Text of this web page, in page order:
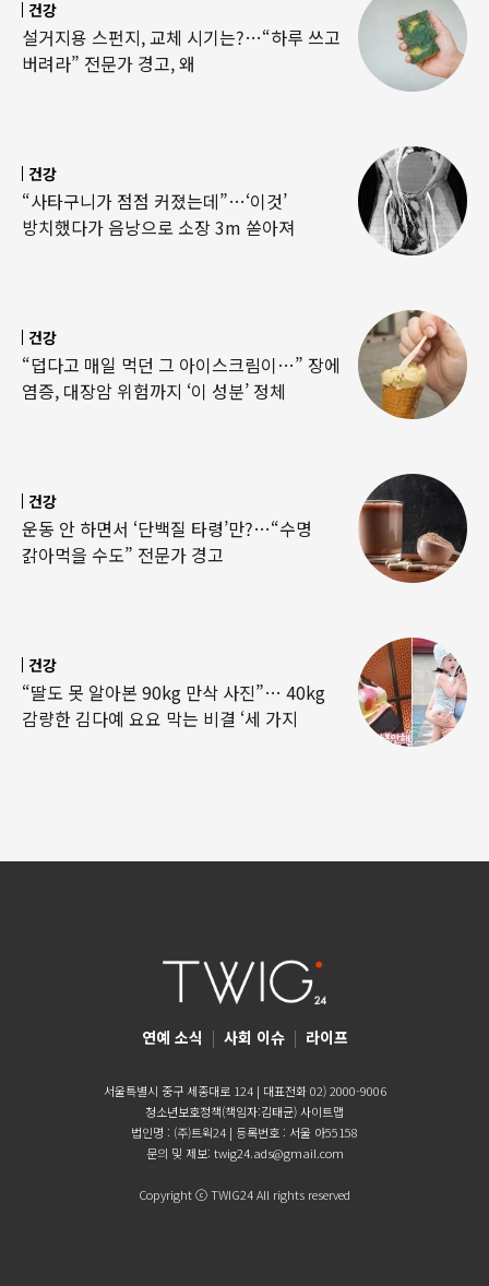
건강
설거지용 스펀지, 교체 시기는?…“하루 쓰고
버려라” 전문가 경고, 왜
건강
“사타구니가 점점 커졌는데”…‘이것’
방치했다가 음낭으로 소장 3m 쏟아져
건강
“덥다고 매일 먹던 그 아이스크림이…” 장에
염증, 대장암 위험까지 ‘이 성분’ 정체
건강
운동 안 하면서 ‘단백질 타령’만?…“수명
갉아먹을 수도” 전문가 경고
건강
“딸도 못 알아본 90kg 만삭 사진”… 40kg
감량한 김다예 요요 막는 비결 ‘세 가지
연예 소식 | 사회 이슈 | 라이프
서울특별시 중구 세종대로 124 | 대표전화 02) 2000-9006
청소년보호정책(책임자:김태균)사이트맵
법인명 : (주)트윅24 | 등록번호 : 서울 아55158
문의 및 제보: twig24.ads@gmail.com
Copyright ⓒ TWIG24 All rights reserved